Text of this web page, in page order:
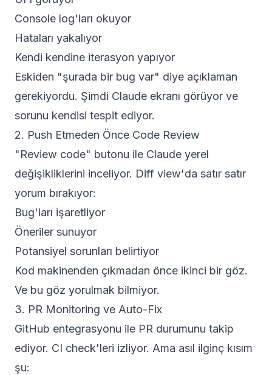
Console log'ları okuyor
Hataları yakalıyor
Kendi kendine iterasyon yapıyor
Eskiden "şurada bir bug var" diye açıklaman
gerekiyordu. Şimdi Claude ekranı görüyor ve
sorunu kendisi tespit ediyor.
2. Push Etmeden Önce Code Review
"Review code" butonu ile Claude yerel
değişikliklerini inceliyor. Diff view'da satır satır
yorum bırakıyor:
Bug'ları işaretliyor
Öneriler sunuyor
Potansiyel sorunları belirtiyor
Kod makinenden çıkmadan önce ikinci bir göz.
Ve bu göz yorulmak bilmiyor.
3. PR Monitoring ve Auto-Fix
GitHub entegrasyonu ile PR durumunu takip
ediyor. CI check'leri izliyor. Ama asıl ilginç kısım
şu: